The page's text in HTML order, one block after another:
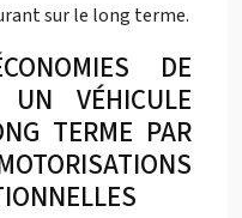
sur le long terme.
DE
UN VÉHICULE
TERME PAR